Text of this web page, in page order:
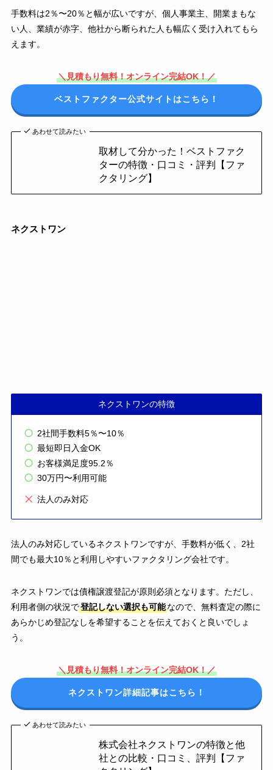
手数料は2％〜20％と幅が広いですが、個人事業主、開業まもな
い人、業績が赤字、他社から断られた人も幅広く受け入れてもら
えます。
＼見積もり無料！オンライン完結OK！／
ベストファクター公式サイトはこちら！
あわせて読みたい
取材して分かった！ベストファク
ターの特徴・口コミ・評判【ファ
クタリング】
ネクストワン
ネクストワンの特徴
2社間手数料5％〜10％
最短即日入金OK
お客様満足度95.2％
30万円〜利用可能
法人のみ対応
法人のみ対応しているネクストワンですが、手数料が低く、2社
間でも最大10％と利用しやすいファクタリング会社です。
ネクストワンでは債権譲渡登記が原則必須となります。ただし、
利用者側の状況で登記しない選択も可能なので、無料査定の際に
あらかじめ登記なしを希望することを伝えておくと良いでしょ
う。
＼見積もり無料！オンライン完結OK！／
ネクストワン詳細記事はこちら！
あわせて読みたい
株式会社ネクストワンの特徴と他
社との比較・口コミ、評判【ファ